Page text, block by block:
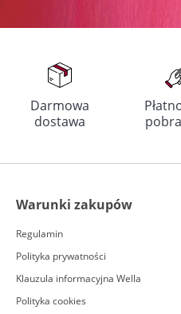
Darmowa
dostawa
Warunki zakupów
Regulamin
Polityka prywatności
Klauzula informacyjna Wella
Polityka cookies